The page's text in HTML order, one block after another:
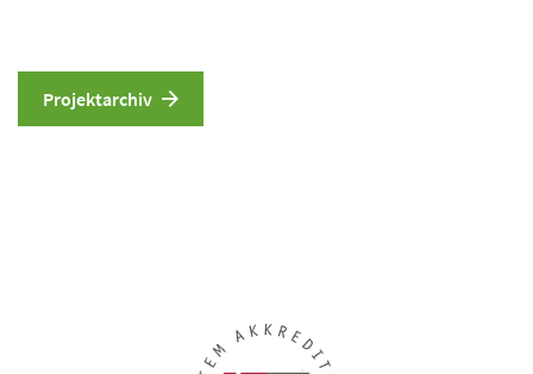
Projektarchiv